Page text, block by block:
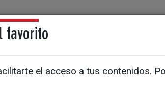
Directos Noticias
favorito
el acceso a tus contenidos.